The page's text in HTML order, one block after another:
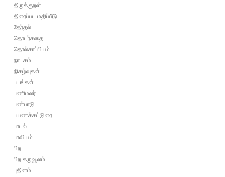
திருக்குறள்
திரைப்பட மதிப்பீடு
தேர்தல்
தொடர்கதை
தொல்காப்பியம்
நாடகம்
நிகழ்வுகள்
படங்கள்
பணிமலர்
பண்பாடு
பயணக்கட்டுரை
பாடல்
பாவியம்
பிற
பிற கருவூலம்
புதினம்